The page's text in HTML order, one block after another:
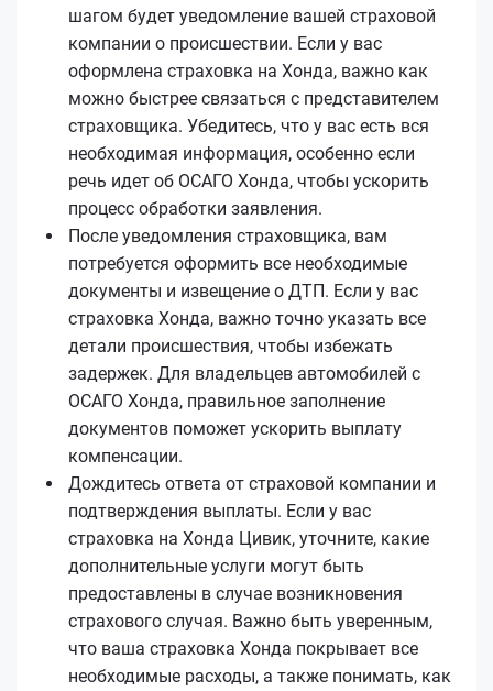
шагом будет уведомление вашей страховой
компании о происшествии. Если у вас
оформлена страховка на Хонда, важно как
можно быстрее связаться с представителем
страховщика. Убедитесь, что у вас есть вся
необходимая информация, особенно если
речь идет об ОСАГО Хонда, чтобы ускорить
процесс обработки заявления.
После уведомления страховщика, вам
потребуется оформить все необходимые
документы и извещение о ДТП. Если у вас
страховка Хонда, важно точно указать все
детали происшествия, чтобы избежать
задержек. Для владельцев автомобилей с
ОСАГО Хонда, правильное заполнение
документов поможет ускорить выплату
компенсации.
Дождитесь ответа от страховой компании и
подтверждения выплаты. Если у вас
страховка на Хонда Цивик, уточните, какие
дополнительные услуги могут быть
предоставлены в случае возникновения
страхового случая. Важно быть уверенным,
что ваша страховка Хонда покрывает все
необходимые расходы, а также понимать, как